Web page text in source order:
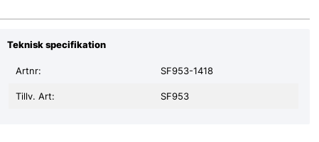
Teknisk specifikation
Tillv. Art: SF953
Artnr: SF953-1418